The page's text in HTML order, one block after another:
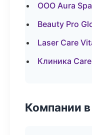
ООО Aura
Beauty Pro
Laser Care
Клиника
Компании